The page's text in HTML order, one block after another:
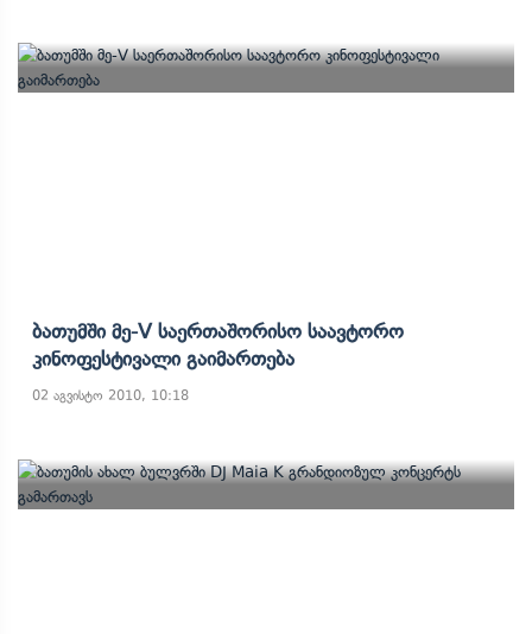
Ბათუმში Მე-V Საერთაშორისო Საავტორო
Კინოფესტივალი Გაიმართება
02 აგვისტო 2010, 10:18